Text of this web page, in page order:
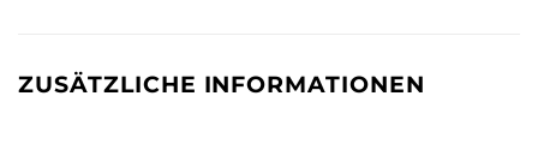
ZUSÄTZLICHE INFORMATIONEN